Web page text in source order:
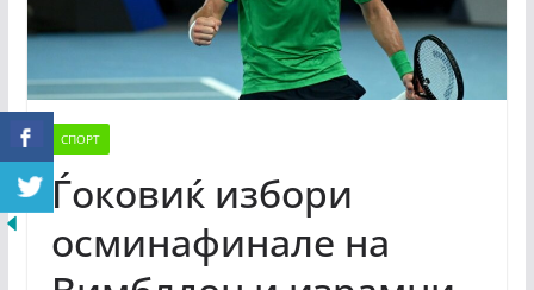
СПОРТ
Ѓоковиќ избори
осминафинале на